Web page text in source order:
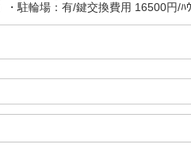
駐輪場：有/鍵交換費用 16500円/ﾊ